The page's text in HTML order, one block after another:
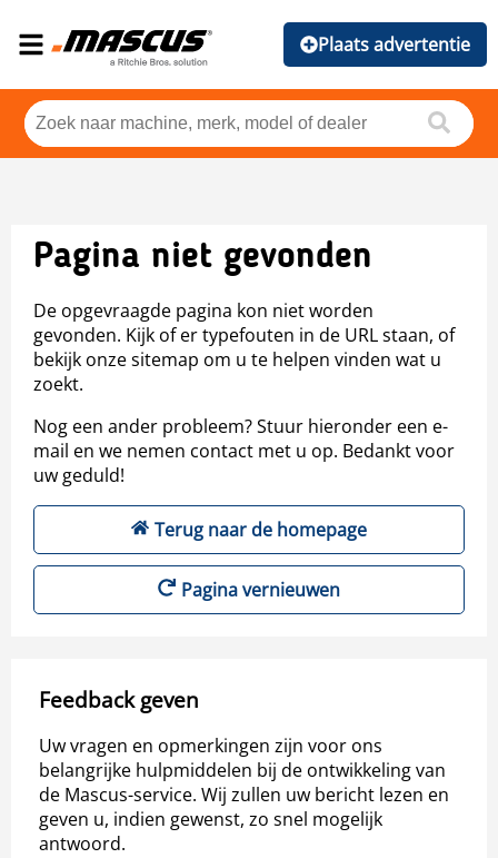
Plaats advertentie
Pagina niet gevonden
De opgevraagde pagina kon niet worden
gevonden. Kijk of er typefouten in de URL staan, of
bekijk onze sitemap om u te helpen vinden wat u
zoekt.
Nog een ander probleem? Stuur hieronder een e-
mail en we nemen contact met u op. Bedankt voor
uw geduld!
Terug naar de homepage
Pagina vernieuwen
Feedback geven
Uw vragen en opmerkingen zijn voor ons
belangrijke hulpmiddelen bij de ontwikkeling van
de Mascus-service. Wij zullen uw bericht lezen en
geven u, indien gewenst, zo snel mogelijk
antwoord.